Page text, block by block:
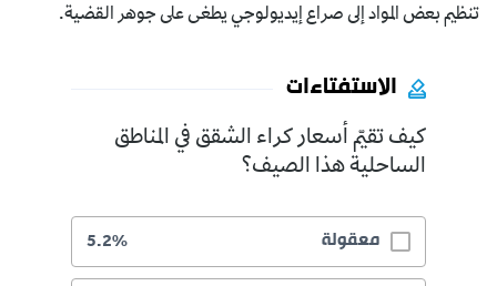
تنظيم بعض المواد إلى صراع إيديولوجي يطغى على جوهر القضية.
الاستفتاءات
كيف تقيّم أسعار كراء الشقق في المناطق
الساحلية هذا الصيف؟
معقولة 5.2%